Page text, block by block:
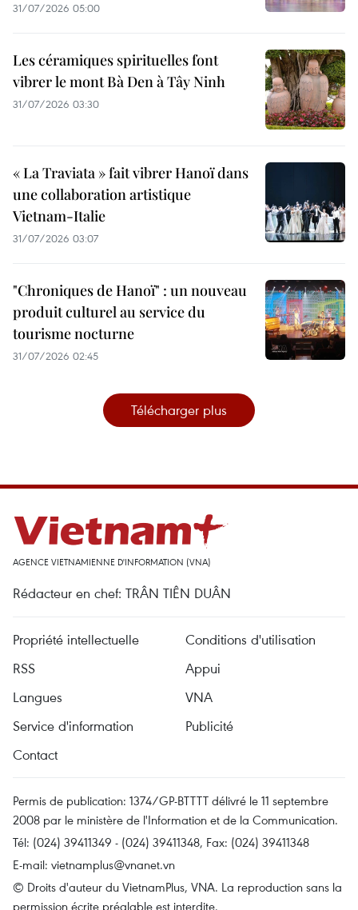
31/07/2026 05:00
Les céramiques spirituelles font
vibrer le mont Bà Den à Tây Ninh
31/07/2026 03:30
« La Traviata » fait vibrer Hanoï dans
une collaboration artistique
Vietnam-Italie
31/07/2026 03:07
"Chroniques de Hanoï" : un nouveau
produit culturel au service du
tourisme nocturne
31/07/2026 02:45
Télécharger plus
AGENCE VIETNAMIENNE D'INFORMATION (VNA)
Rédacteur en chef: TRÂN TIÊN DUÂN
Propriété intellectuelle
Conditions d'utilisation
RSS
Appui
Langues
VNA
Service d'information
Publicité
Contact
Permis de publication: 1374/GP-BTTTT délivré le 11 septembre
2008 par le ministère de l'Information et de la Communication.
Tél: (024) 39411349 - (024) 39411348, Fax: (024) 39411348
E-mail: vietnamplus@vnanet.vn
© Droits d'auteur du VietnamPlus, VNA. La reproduction sans la
permission écrite préalable est interdite.